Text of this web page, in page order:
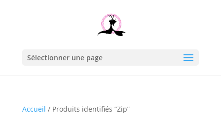
Sélectionner une page
Accueil / Produits identifiés “Zip”